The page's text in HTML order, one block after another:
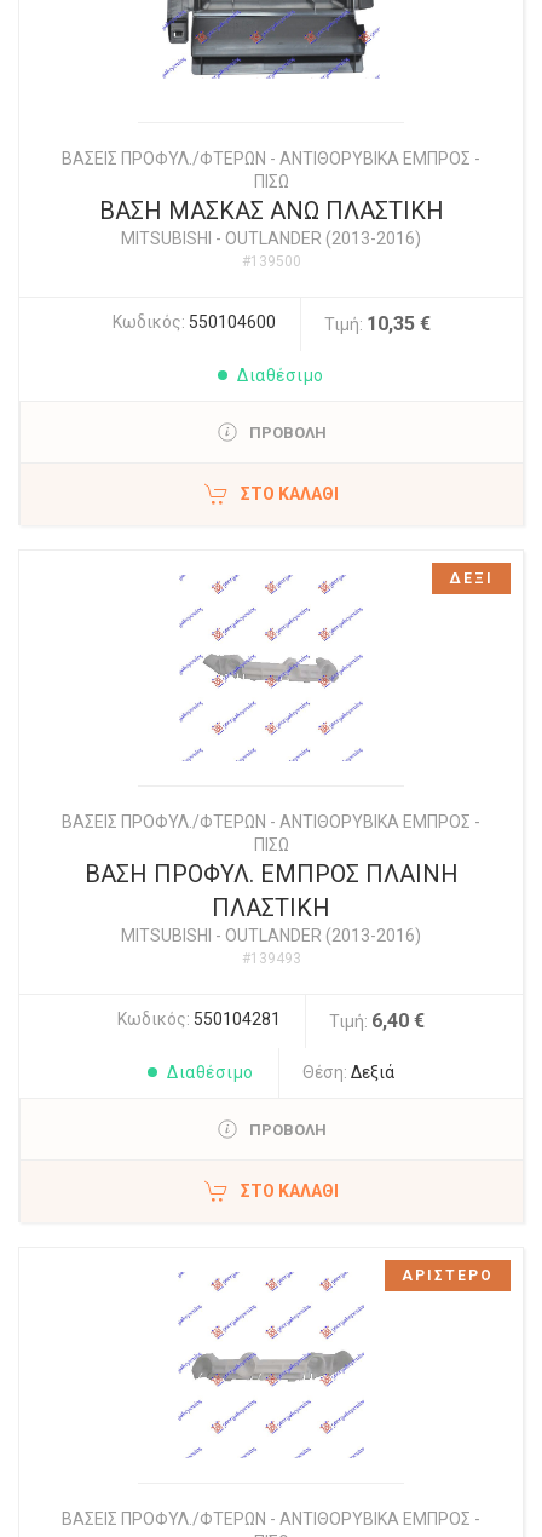
ΒΑΣΕΙΣ ΠΡΟΦΥΛ./ΦΤΕΡΩΝ - ΑΝΤΙΘΟΡΥΒΙΚΑ ΕΜΠΡΟΣ -
ΠΙΣΩ
ΒΑΣΗ ΜΑΣΚΑΣ ΑΝΩ ΠΛΑΣΤΙΚΗ
MITSUBISHI - OUTLANDER (2013-2016)
#139500
Κωδικός: 550104600 Τιμή: 10,35 €
Διαθέσιμο
ΠΡΟΒΟΛΗ
ΣΤΟ ΚΑΛΆΘΙ
ΒΑΣΕΙΣ ΠΡΟΦΥΛ./ΦΤΕΡΩΝ - ΑΝΤΙΘΟΡΥΒΙΚΑ ΕΜΠΡΟΣ -
ΠΙΣΩ
ΒΑΣΗ ΠΡΟΦΥΛ. ΕΜΠΡΟΣ ΠΛΑΙΝΗ
ΠΛΑΣΤΙΚΗ
MITSUBISHI - OUTLANDER (2013-2016)
#139493
Κωδικός: 550104281 Τιμή: 6,40 €
Διαθέσιμο Θέση: Δεξιά
ΠΡΟΒΟΛΗ
ΣΤΟ ΚΑΛΆΘΙ
ΔΕΞΙ
ΒΑΣΕΙΣ ΠΡΟΦΥΛ./ΦΤΕΡΩΝ - ΑΝΤΙΘΟΡΥΒΙΚΑ ΕΜΠΡΟΣ -
ΑΡΙΣΤΕΡΟ